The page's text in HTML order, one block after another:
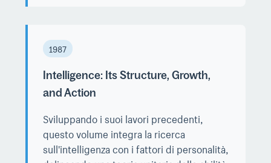
1987
Intelligence: Its Structure, Growth,
and Action
Sviluppando i suoi lavori precedenti,
questo volume integra la ricerca
sull'intelligenza con i fattori di personalità,